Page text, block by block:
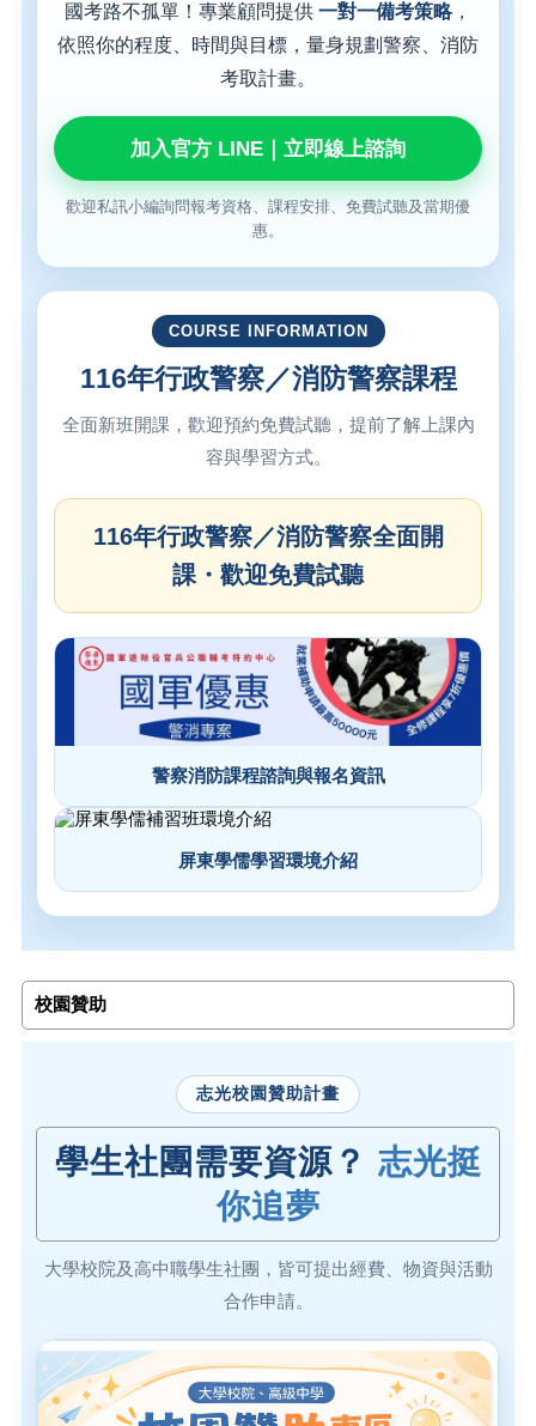
國考路不孤單！專業顧問提供 一對一備考策略，
依照你的程度、時間與目標，量身規劃警察、消防
考取計畫。
加入官方 LINE｜立即線上諮詢
歡迎私訊小編詢問報考資格、課程安排、免費試聽及當期優
惠。
COURSE INFORMATION
116年行政警察／消防警察課程
全面新班開課，歡迎預約免費試聽，提前了解上課內
容與學習方式。
116年行政警察／消防警察全面開
課・歡迎免費試聽
警察消防課程諮詢與報名資訊
屏東學儒學習環境介紹
校園贊助
志光校園贊助計畫
學生社團需要資源？ 志光挺
你追夢
大學校院及高中職學生社團，皆可提出經費、物資與活動
合作申請。